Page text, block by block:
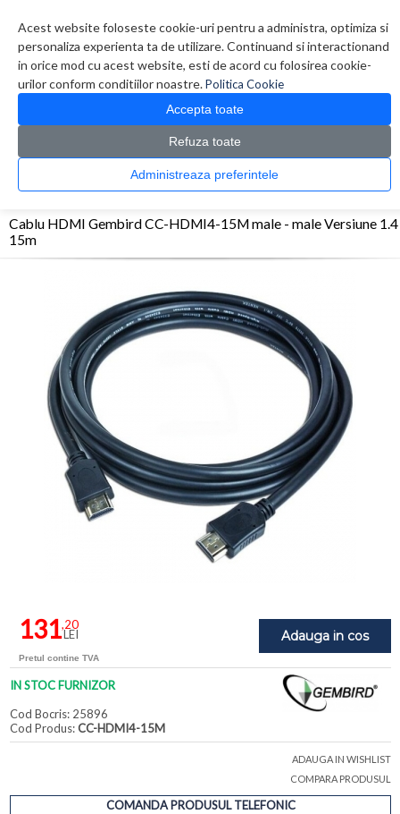
Acest website foloseste cookie-uri pentru a administra, optimiza si
personaliza experienta ta de utilizare. Continuand si interactionand
in orice mod cu acest website, esti de acord cu folosirea cookie-
urilor conform conditiilor noastre.Politica Cookie
Accepta toate
Refuza toate
Administreaza preferintele
0 produs(e)
CATALOG PRODUSE
Monitoare & Televizoare > Accesorii Monitoare / Televizoare
Cablu HDMI Gembird CC-HDMI4-15M male - male Versiune 1.4
15m
Adauga in cos
131,20
LEI
Pretul contine TVA
IN STOC FURNIZOR
Cod Bocris: 25896
Cod Produs:CC-HDMI4-15M
ADAUGA IN WISHLIST
COMPARA PRODUSUL
COMANDA PRODUSUL TELEFONIC